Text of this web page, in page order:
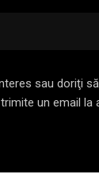
sau doriţi
un email la